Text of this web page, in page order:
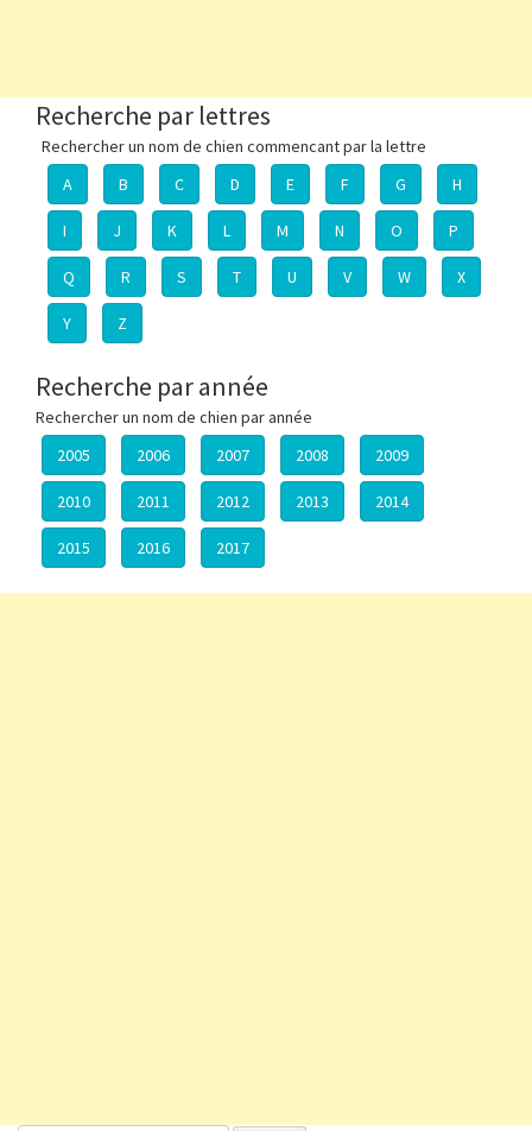
Recherche par lettres
Rechercher un nom de chien commencant par la lettre
A
B C D E F G H
I J K L M N O P
Q R S T U V W X
Y Z
Recherche par année
Rechercher un nom de chien par année
2005
2006 2007 2008 2009
2010 2011 2012 2013 2014
2015 2016 2017